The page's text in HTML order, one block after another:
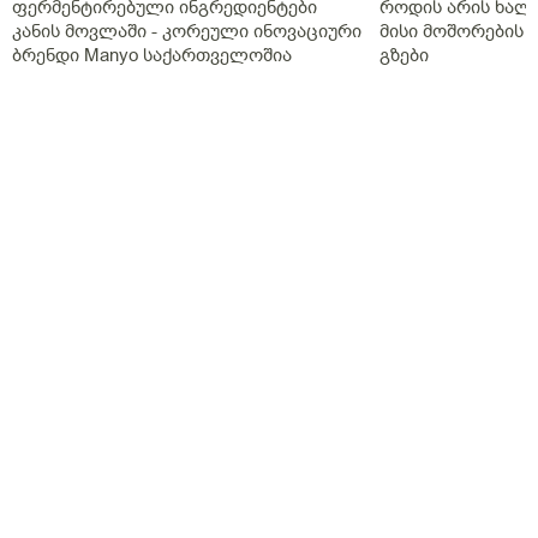
ფერმენტირებული ინგრედიენტები
კანის მოვლაში - კორეული ინოვაციური
ბრენდი Manyo საქართველოშია
როდის არის
მისი მოშორების
გზები